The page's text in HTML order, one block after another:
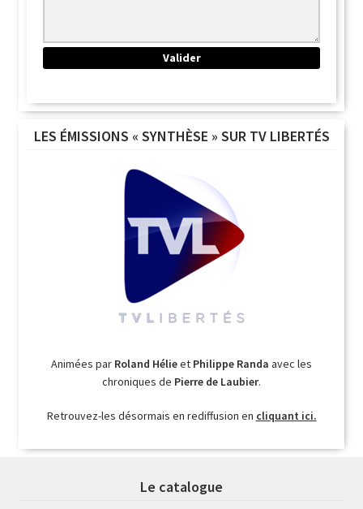
LES ÉMISSIONS « SYNTHÈSE » SUR TV LIBERTÉS
Animées par Roland Hélieet Philippe Randa avec les
chroniques de Pierre de Laubier.
Retrouvez-les désormais en rediffusion en cliquant ici.
Le catalogue